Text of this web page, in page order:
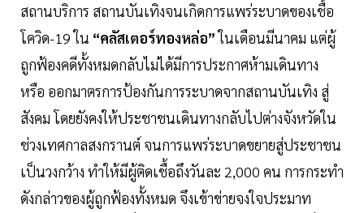
สถานบริการ สถานบันเทิงจนเกิดการแพร่ระบาดของเชื้อ
โควิด-19 ใน “คลัสเตอร์ทองหล่อ”ในเดือนมีนาคม แต่ผู้
ถูกฟ้องคดีทั้งหมดกลับไม่ได้มีการประกาศห้ามเดินทาง
หรือ ออกมาตรการป้องกันการระบาดจากสถานบันเทิง สู่
สังคม โดยยังคงให้ประชาชนเดินทางกลับไปต่างจังหวัดใน
ช่วงเทศกาลสงกรานต์ จนการแพร่ระบาดขยายสู่ประชาชน
เป็นวงกว้าง ทำให้มีผู้ติดเชื้อถึงวันละ 2,000 คน การกระทำ
ดังกล่าวของผู้ถูกฟ้องทั้งหมด จึงเข้าข่ายจงใจประมาท